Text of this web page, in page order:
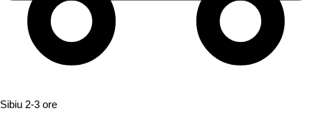
Sibiu 2-3 ore